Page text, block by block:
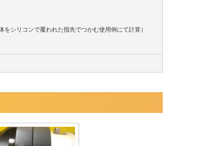
シリコンで覆われた指先でつかむ使用例にて計算）